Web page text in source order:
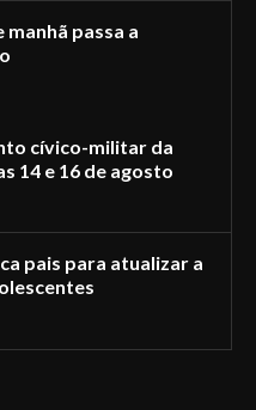
passa a
cívico-militar da
14 e 16 de agosto
pais para atualizar a